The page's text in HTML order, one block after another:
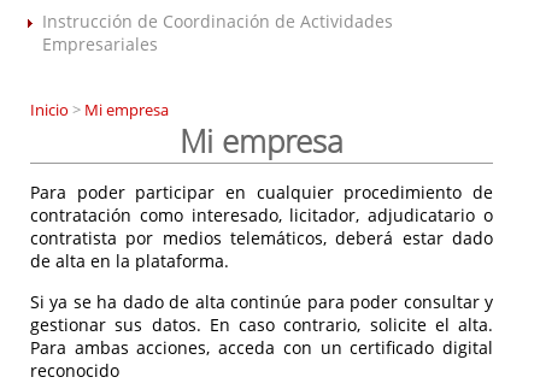
Instrucción de Coordinación de Actividades
Empresariales
Inicio > Mi empresa
Mi empresa
Para poder participar en cualquier procedimiento de
contratación como interesado, licitador, adjudicatario o
contratista por medios telemáticos, deberá estar dado
de alta en la plataforma.
Si ya se ha dado de alta continúe para poder consultar y
gestionar sus datos. En caso contrario, solicite el alta.
Para ambas acciones, acceda con un certificado digital
reconocido